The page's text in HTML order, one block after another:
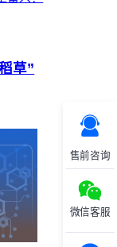
售前咨询
微信客服
草”